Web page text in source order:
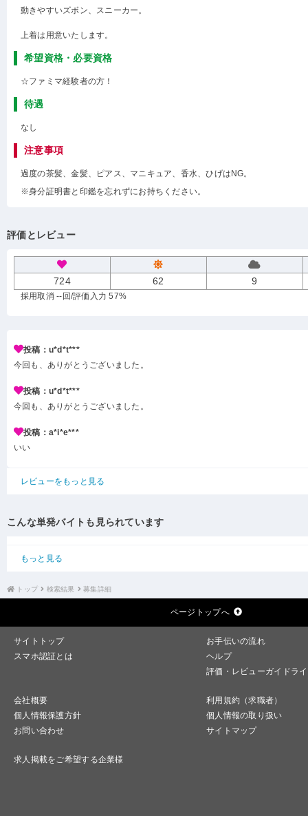
動きやすいズボン、スニーカー。
上着は用意いたします。
希望資格・必要資格
☆ファミマ経験者の方！
待遇
なし
注意事項
過度の茶髪、金髪、ピアス、マニキュア、香水、ひげはNG。
※身分証明書と印鑑を忘れずにお持ちください。
評価とレビュー
724 62 9
採用取消 --回/評価入力 57%
投稿：u*d*t***
今回も、ありがとうございました。
投稿：u*d*t***
今回も、ありがとうございました。
投稿：a*i*e***
いい
レビューをもっと見る
こんな単発バイトも見られています
もっと見る
トップ 検索結果 募集詳細
ページトップへ
サイトトップ
お手伝いの流れ
スマホ認証とは
ヘルプ
評価・レビューガイドラ
会社概要
利用規約（求職者）
個人情報保護方針
個人情報の取り扱い
お問い合わせ
サイトマップ
求人掲載をご希望する企業様